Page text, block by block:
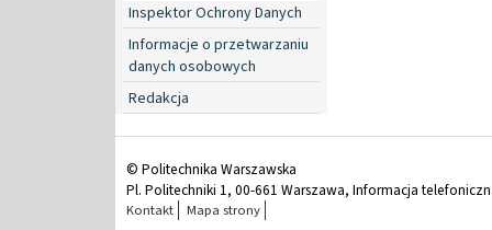
Inspektor Ochrony Danych
Informacje o przetwarzaniu
danych osobowych
Redakcja
© Politechnika Warszawska
Pl. Politechniki 1, 00-661 Warszawa, Informacja
Kontakt Mapa strony